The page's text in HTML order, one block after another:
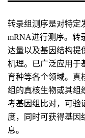
转录组测序是对特定
mRNA进行测序。转
达量以及基因结构提
机理。已广泛应用于
育种等各个领域。真
组的真核生物或其组
考基因组比对，可验
度，同时可获得基因
息。